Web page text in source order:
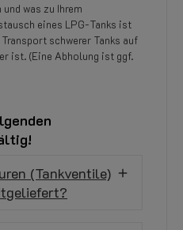
was zu Ihrem
eines LPG-Tanks ist
schwerer Tanks auf
ist. (Eine Abholung ist ggf.
(Tankventile)